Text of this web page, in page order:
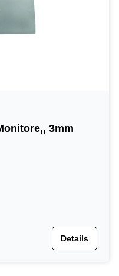
3mm
Details